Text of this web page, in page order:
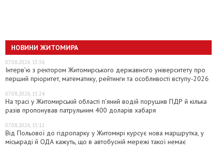
НОВИНИ ЖИТОМИРА
07.08.2026, 15:36
Інтерв’ю з ректором Житомирського державного університету про
перший пріоритет, математику, рейтинги та особливості вступу-2026
07.08.2026, 15:24
На трасі у Житомирській області п’яний водій порушив ПДР й кілька
разів пропонував патрульним 400 доларів хабаря
07.08.2026, 15:12
Від Польової до гідропарку у Житомирі курсує нова маршрутка, у
міськраді й ОДА кажуть, що в автобусній мережі такої немає